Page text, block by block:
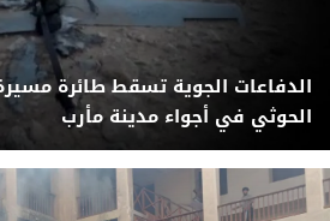
الدفاعات الجوية تسقط طائرة
الحوثي في أجواء مدينة مأرب